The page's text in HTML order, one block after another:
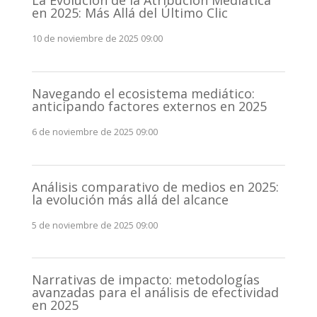
en 2025: Más Allá del Último Clic
10 de noviembre de 2025 09:00
Navegando el ecosistema mediático:
anticipando factores externos en 2025
6 de noviembre de 2025 09:00
Análisis comparativo de medios en 2025:
la evolución más allá del alcance
5 de noviembre de 2025 09:00
Narrativas de impacto: metodologías
avanzadas para el análisis de efectividad
en 2025